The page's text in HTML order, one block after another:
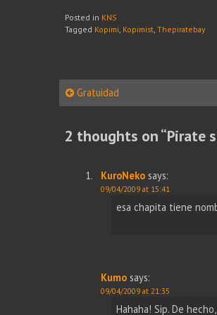
Posted in KNS
Tagged Kopimi, Kopimist,Thepiratebay
Post
Gratuidad
2 thoughts on “Pirate
KuroNeko says:
09/04/2009 at 15:41
esa chapita tiene
Kumo says:
09/04/2009 at 21:35
Hahaha! Sip. De